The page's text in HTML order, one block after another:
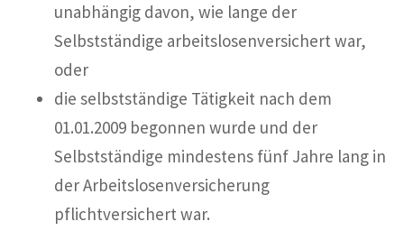
unabhängig davon, wie lange der
Selbstständige arbeitslosenversichert war,
oder
die selbstständige Tätigkeit nach dem
01.01.2009 begonnen wurde und der
Selbstständige mindestens fünf Jahre lang in
der Arbeitslosenversicherung
pflichtversichert war.